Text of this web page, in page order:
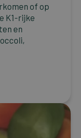
of op
K1-rijke
en